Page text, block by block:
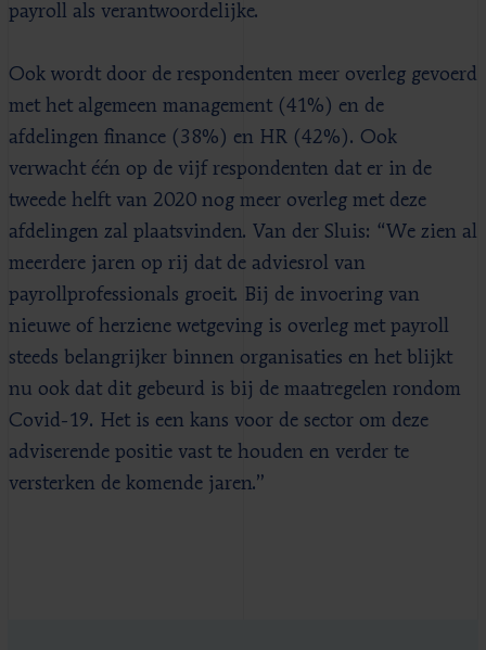
payroll als verantwoordelijke.
Ook wordt door de respondenten meer overleg gevoerd
met het algemeen management (41%) en de
afdelingen finance (38%) en HR (42%). Ook
verwacht één op de vijf respondenten dat er in de
tweede helft van 2020 nog meer overleg met deze
afdelingen zal plaatsvinden. Van der Sluis: “We zien al
meerdere jaren op rij dat de adviesrol van
payrollprofessionals groeit. Bij de invoering van
nieuwe of herziene wetgeving is overleg met payroll
steeds belangrijker binnen organisaties en het blijkt
nu ook dat dit gebeurd is bij de maatregelen rondom
Covid-19. Het is een kans voor de sector om deze
adviserende positie vast te houden en verder te
versterken de komende jaren.”